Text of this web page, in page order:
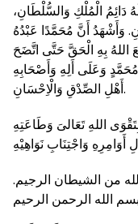
دَائِمُ الْمُلْكِ وَالسُّلْطَانِ،
وَأَشْهَدُ أَنَّ مُحَمَّدًا عَبْدُهُ
اللهُ بِهِ الْحَقَّ حَتَّى اتَّضَحَ
وَعَلَى أَلِهِ وَأَصْحَابِهِ
أَهْلِ الصِّدْقِ وَالْاِحْسَانِ.
اللهِ تَعَالىَ وَطَاعَتِهِ
من الشيطان الرجيم.